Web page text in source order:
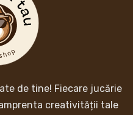
de tine! Fiecare jucărie
creativității tale